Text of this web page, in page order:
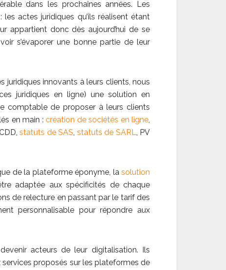
dans les prochaines années. Les
actes juridiques qu’ils réalisent étant
appartient donc dès aujourd’hui de se
s’évaporer une bonne partie de leur
juridiques innovants à leurs clients, nous
juridiques en ligne) une solution en
comptable de proposer à leurs clients
en main : création de sociétés en ligne,
statuts de SAS, statuts de SARL, PV
de la plateforme éponyme, la solution
adaptée aux spécificités de chaque
de relecture en passant par le tarif des
personnalisable pour répondre aux
acteurs de leur digitalisation. Ils
proposés sur les plateformes de